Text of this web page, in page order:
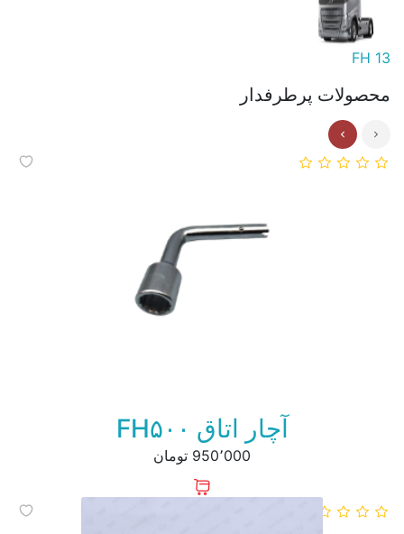
FH 13
محصولات پرطرفدار
آچار اتاق FH۵۰۰
950٬000 تومان